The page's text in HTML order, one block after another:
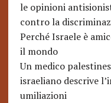
le opinioni
contro la
Perché Israele è
il mondo
Un medico
israeliano descrive
umiliazioni